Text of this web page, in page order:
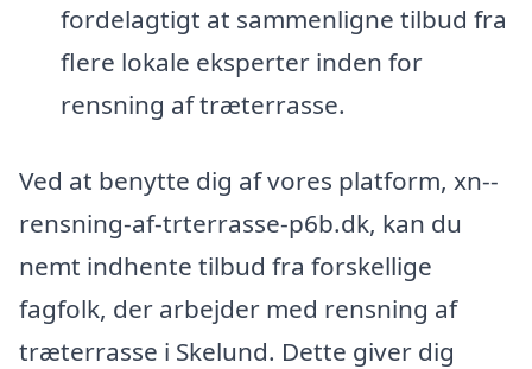
fordelagtigt at sammenligne tilbud fra
flere lokale eksperter inden for
rensning af træterrasse.
Ved at benytte dig af vores platform, xn--
rensning-af-trterrasse-p6b.dk, kan du
nemt indhente tilbud fra forskellige
fagfolk, der arbejder med rensning af
træterrasse i Skelund. Dette giver dig